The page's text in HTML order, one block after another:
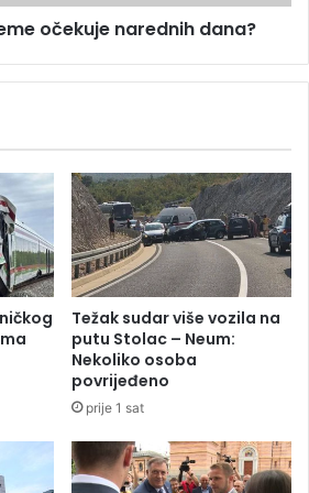
očekuje narednih dana?
Težak sudar više vozila na
putu Stolac – Neum:
Nekoliko osoba
povrijeđeno
prije 1 sat